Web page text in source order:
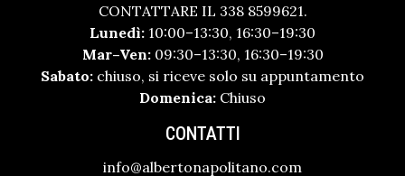
CONTATTARE IL 338 8599621.
Lunedì: 10:00–13:30, 16:30–19:30
Mar–Ven:09:30–13:30, 16:30–19:30
Sabato: chiuso, si riceve solo su appuntamento
Domenica: Chiuso
CONTATTI
info@albertonapolitano.com